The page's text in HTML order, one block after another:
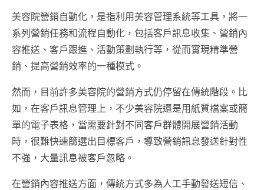
美容院營銷自動化，是指利用美容管理系統等工具，將一
系列營銷任務和流程自動化，包括客戶訊息收集、營銷內
容推送、客戶跟進、活動策劃執行等，從而實現精準營
銷、提高營銷效率的一種模式。
然而，目前許多美容院的營銷方式仍停留在傳統階段。比
如，在客戶訊息管理上，不少美容院還是用紙質檔案或簡
單的電子表格，當需要針對不同客戶群體開展營銷活動
時，很難快速篩選出目標客戶，導致營銷訊息發送針對性
不強，大量訊息被客戶忽略。
在營銷內容推送方面，傳統方式多為人工手動發送短信、